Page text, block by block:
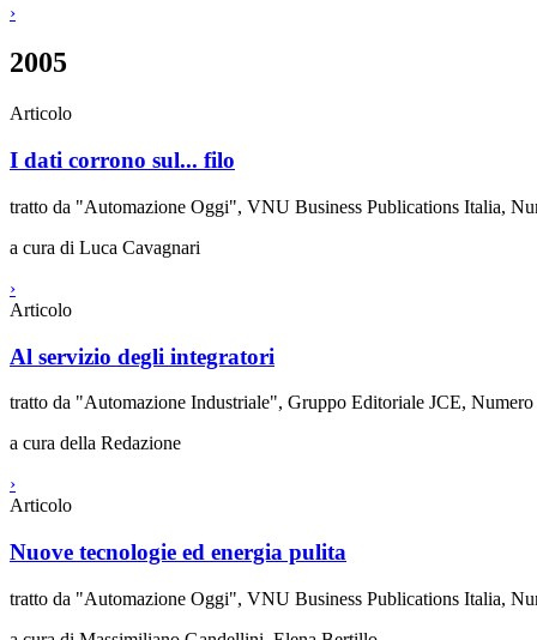
›
2005
Articolo
I dati corrono sul... filo
tratto da "Automazione Oggi", VNU Business Publications Italia,
a cura di Luca Cavagnari
›
Articolo
Al servizio degli integratori
tratto da "Automazione Industriale", Gruppo Editoriale JCE,
a cura della Redazione
›
Articolo
Nuove tecnologie ed energia pulita
tratto da "Automazione Oggi", VNU Business Publications Italia,